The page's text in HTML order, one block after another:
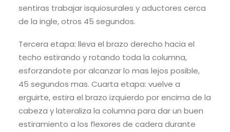
sentiras trabajar isquiosurales y aductores cerca
de la ingle, otros 45 segundos.
Tercera etapa: lleva el brazo derecho hacia el
techo estirando y rotando toda la columna,
esforzandote por alcanzar lo mas lejos posible,
45 segundos mas. Cuarta etapa: vuelve a
erguirte, estira el brazo izquierdo por encima de la
cabeza y lateraliza la columna para dar un buen
estiramiento a los flexores de cadera durante